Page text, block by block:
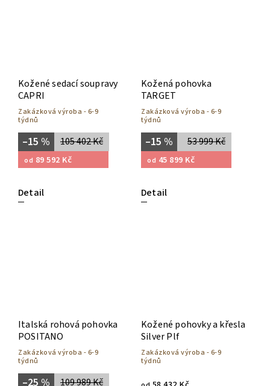
Kožené sedací soupravy
CAPRI
Zakázková výroba - 6-9
týdnů
105 402 Kč
–15 %
od 89 592 Kč
Detail
Kožená pohovka
TARGET
Zakázková výroba - 6-9
týdnů
53 999 Kč
–15 %
od 45 899 Kč
Detail
Italská rohová pohovka
POSITANO
Zakázková výroba - 6-9
týdnů
109 989 Kč
–25 %
Kožené pohovky a křesla
Silver Plf
Zakázková výroba - 6-9
týdnů